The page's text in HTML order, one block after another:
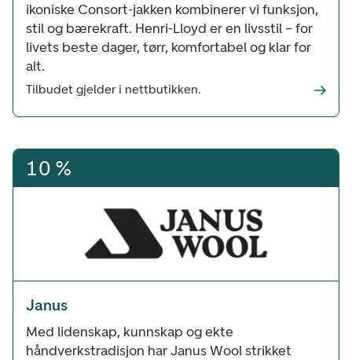
ikoniske Consort-jakken kombinerer vi funksjon,
stil og bærekraft. Henri-Lloyd er en livsstil – for
livets beste dager, tørr, komfortabel og klar for
alt.
Tilbudet gjelder i nettbutikken.
10 %
Janus
Med lidenskap, kunnskap og ekte
håndverkstradisjon har Janus Wool strikket